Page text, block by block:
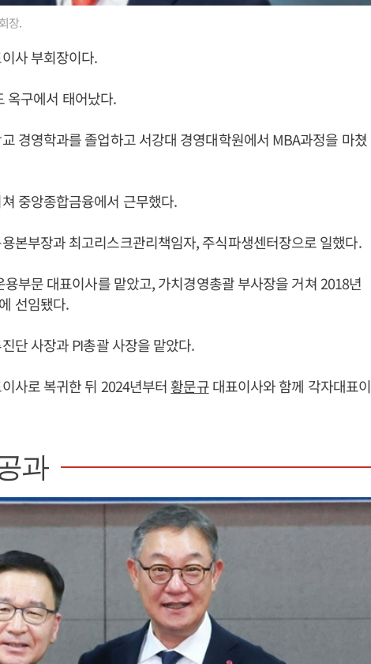
장.
사 부회장이다.
옥구에서 태어났다.
경영학과를 졸업하고 서강대 경영대학원에서 MBA과정을 마쳤
중앙종합금융에서 근무했다.
본부장과 최고리스크관리책임자, 주식파생센터장으로 일했다.
부문 대표이사를 맡았고, 가치경영총괄 부사장을 거쳐 2018년
선임됐다.
단 사장과 PI총괄 사장을 맡았다.
사로 복귀한 뒤 2024년부터 황문규대표이사와 함께 각자대표이
과